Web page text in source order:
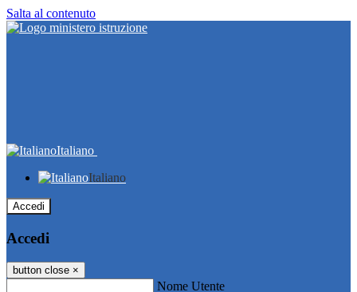
Salta al contenuto
Italiano
Italiano
Accedi
Accedi
button close ×
Nome Utente